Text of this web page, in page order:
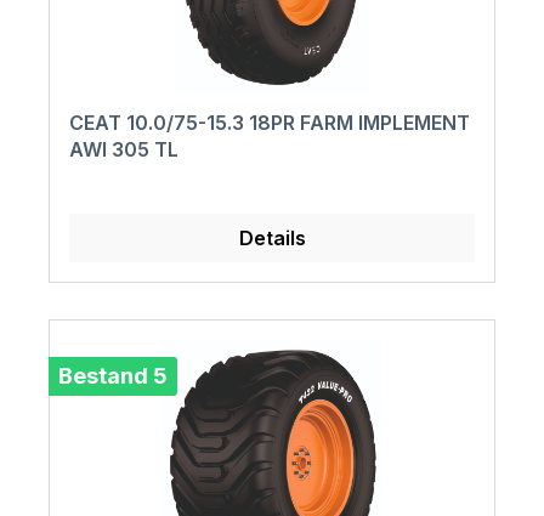
CEAT 10.0/75-15.3 18PR FARM IMPLEMENT
AWI 305 TL
Details
Bestand 5